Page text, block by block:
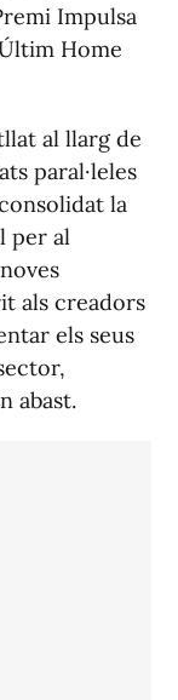
Impulsa
Home
al llarg de
paral·leles
la
per al
als creadors
els seus
abast.